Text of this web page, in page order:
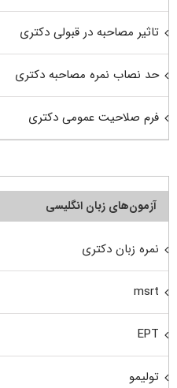
تاثیر مصاحبه در قبولی دکتری
حد نصاب نمره مصاحبه دکتری
فرم صلاحیت عمومی دکتری
آزمون‌های زبان انگلیسی
نمره زبان دکتری
msrt
EPT
تولیمو